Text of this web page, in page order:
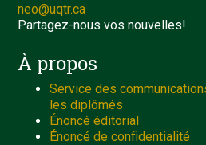
neo@uqtr.ca
Partagez-nous vos nouvelles!
À propos
Service des
les diplômés
Énoncé éditorial
Énoncé de confidentialité